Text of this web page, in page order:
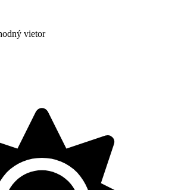
vietor